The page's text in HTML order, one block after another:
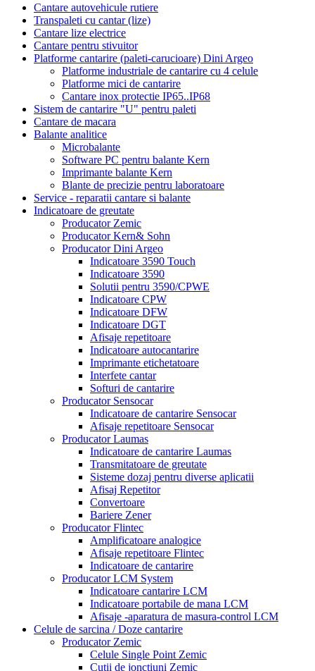
Cantare autovehicule rutiere
Transpaleti cu cantar (lize)
Cantare lize electrice
Cantare pentru stivuitor
Platforme cantarire (paleti-carucioare) Dini Argeo
Platforme industriale de cantarire cu 4 celule
Platforme mici de cantarire
Cantare inox protectie IP65..IP68
Sistem de cantarire "U" pentru paleti
Cantare de macara
Balante analitice
Microbalante
Software PC pentru balante Kern
Imprimante balante Kern
Blante de precizie pentru laboratoare
Service - reparatii cantare si balante
Indicatoare de greutate
Producator Zemic
Producator Kern& Sohn
Producator Dini Argeo
Indicatoare 3590 Touch
Indicatoare 3590
Solutii pentru 3590/CPWE
Indicatoare CPW
Indicatoare DFW
Indicatoare DGT
Afisaje repetitoare
Indicatoare autocantarire
Imprimante etichetatoare
Interfete cantar
Softuri de cantarire
Producator Sensocar
Indicatoare de cantarire Sensocar
Afisaje repetitoare Sensocar
Producator Laumas
Indicatoare de cantarire Laumas
Transmitatoare de greutate
Sisteme dozaj pentru diverse aplicatii
Afisaj Repetitor
Convertoare
Bariere Zener
Producator Flintec
Amplificatoare analogice
Afisaje repetitoare Flintec
Indicatoare de cantarire
Producator LCM System
Indicatoare cantarire LCM
Indicatoare portabile de mana LCM
Afisaje -aparatura de masura-control LCM
Celule de sarcina / Doze cantarire
Producator Zemic
Celule Single Point Zemic
Cutii de jonctiuni Zemic